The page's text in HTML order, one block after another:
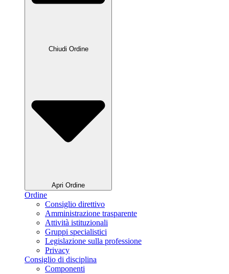
Chiudi Ordine
Apri Ordine
Ordine
Consiglio direttivo
Amministrazione trasparente
Attività istituzionali
Gruppi specialistici
Legislazione sulla professione
Privacy
Consiglio di disciplina
Componenti